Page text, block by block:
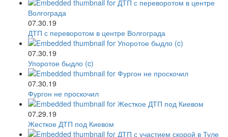
07.30.19
ДТП с переворотом в центре Волгограда
07.30.19
Упоротое быдло (c)
07.30.19
Фургон не проскочил
07.29.19
Жесткое ДТП под Киевом